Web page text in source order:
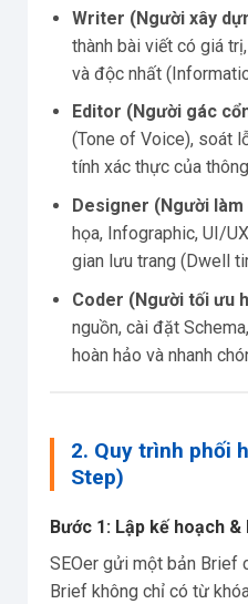
Writer (Người xây
thành bài viết có giá
và độc nhất
Editor (Người gác
(Tone of Voice), soát
tính xác thực của
Designer (Người làm
họa, Infographic, UI/
gian lưu trang (Dwell
Coder (Người tối ưu
nguồn, cài đặt
hoàn hảo và nhanh
2. Quy trình phối
Step)
Bước 1: Lập kế hoạch
SEOer gửi một bản Brief
Brief không chỉ có từ